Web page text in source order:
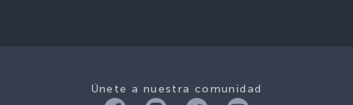
Únete a nuestra comunidad